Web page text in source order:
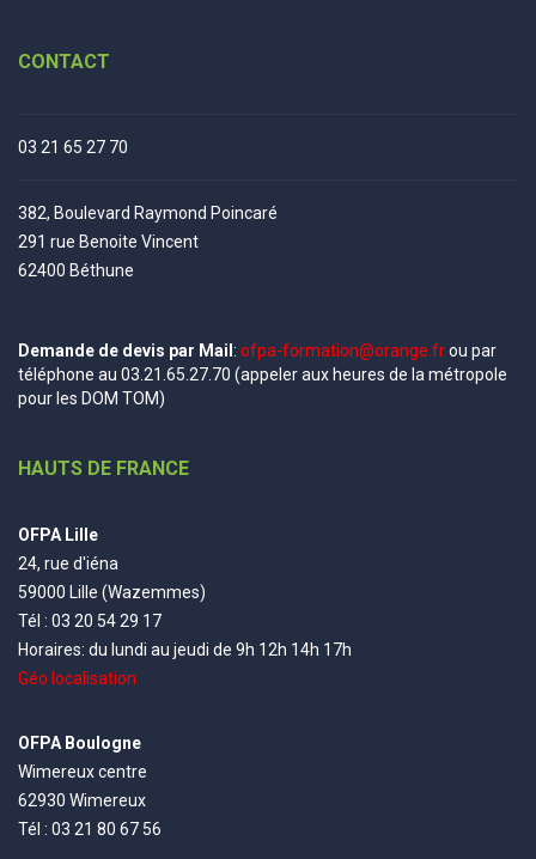
CONTACT
03 21 65 27 70
382, Boulevard Raymond Poincaré
291 rue Benoite Vincent
62400 Béthune
Demande de devis par Mail : ofpa-formation@orange.frou par
téléphone au 03.21.65.27.70 (appeler aux heures de la métropole
pour les DOM TOM)
HAUTS DE FRANCE
OFPA Lille
24, rue d'iéna
59000 Lille (Wazemmes)
Tél : 03 20 54 29 17
Horaires: du lundi au jeudi de 9h 12h 14h 17h
Géo localisation
OFPA Boulogne
Wimereux centre
62930 Wimereux
Tél : 03 21 80 67 56